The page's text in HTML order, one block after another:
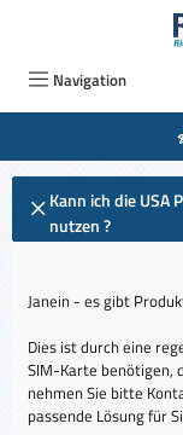
Zum Hauptinhalt springen
Navigation
Kann ich die USA
nutzen ?
Janein - es gibt
Dies ist durch eine
SIM-Karte benötigen,
nehmen Sie bitte
passende Lösung für